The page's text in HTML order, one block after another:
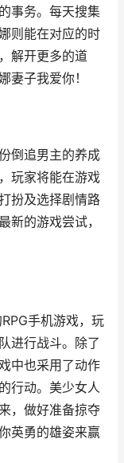
事务。每天搜集
则能在对应的时
解开更多的道
妻子我爱你！
倒追男主的养成
玩家将能在游戏
扮及选择剧情路
新的游戏尝试，
手机游戏，玩
进行战斗。除了
中也采用了动作
行动。美少女人
，做好准备掠夺
英勇的雄姿来赢